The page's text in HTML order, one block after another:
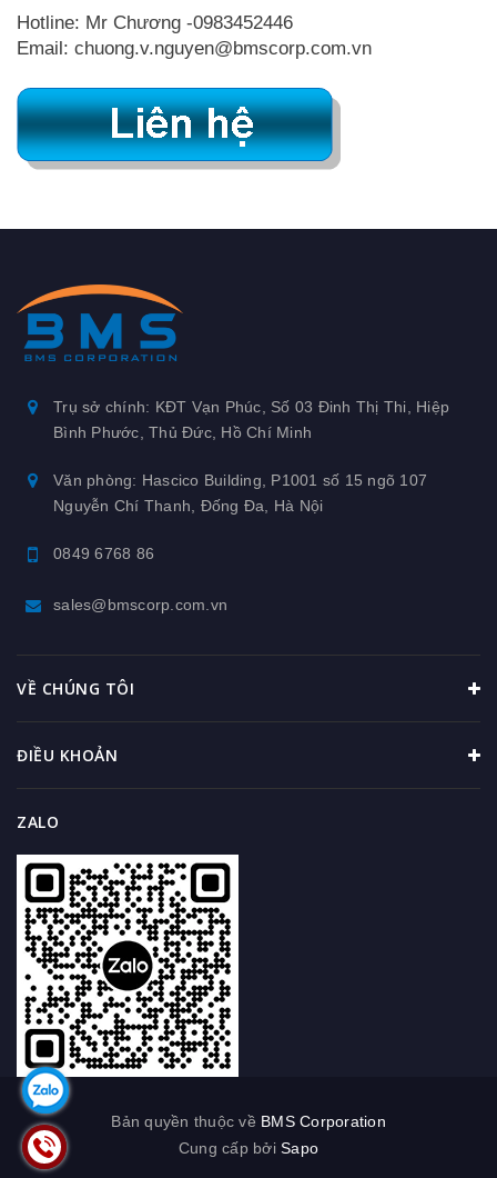
Hotline: Mr Chương -0983452446
Email: chuong.v.nguyen@bmscorp.com.vn
Trụ sở chính: KĐT Vạn Phúc, Số 03 Đinh Thị Thi, Hiệp
Bình Phước, Thủ Đức, Hồ Chí Minh
Văn phòng: Hascico Building, P1001 số 15 ngõ 107
Nguyễn Chí Thanh, Đống Đa, Hà Nội
0849 6768 86
sales@bmscorp.com.vn
VỀ CHÚNG TÔI
ĐIỀU KHOẢN
ZALO
Bản quyền thuộc về BMS Corporation
Cung cấp bởiSapo